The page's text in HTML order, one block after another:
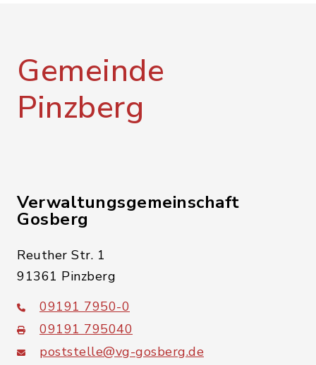
Gemeinde
Pinzberg
Verwaltungsgemeinschaft
Gosberg
Reuther Str. 1
91361 Pinzberg
09191 7950-0
09191 795040
poststelle@vg-gosberg.de